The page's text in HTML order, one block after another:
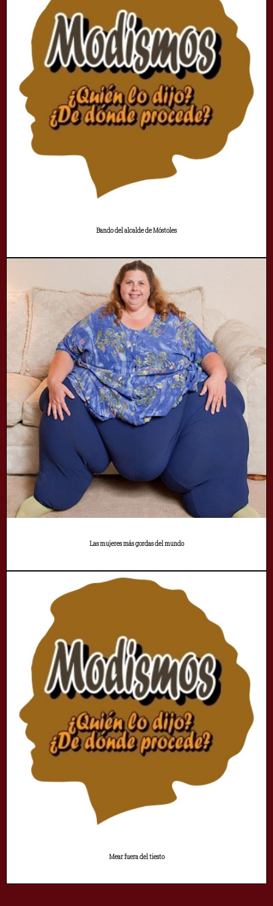
Bando del alcalde de Móstoles
Las mujeres más gordas del mundo
Mear fuera del tiesto